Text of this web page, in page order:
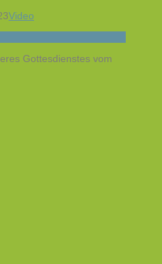
Video
Gottesdienstes vom